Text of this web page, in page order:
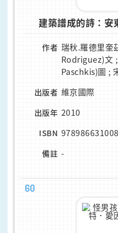
建築譜成的詩：安
作者 瑞秋.羅德里
Rodriguez)文
Paschkis)圖
出版者 維京國際
出版年 2010
ISBN
備註 -
60